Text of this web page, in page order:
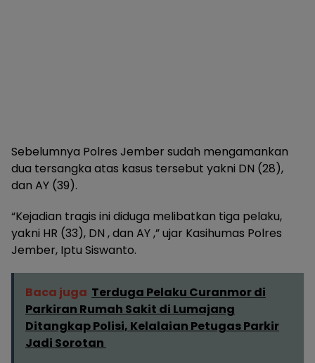
Sebelumnya Polres Jember sudah mengamankan
dua tersangka atas kasus tersebut yakni DN (28),
dan AY (39).
“Kejadian tragis ini diduga melibatkan tiga pelaku,
yakni HR (33), DN , dan AY ,” ujar Kasihumas Polres
Jember, Iptu Siswanto.
Baca juga Terduga Pelaku Curanmor di
Parkiran Rumah Sakit di Lumajang
Ditangkap Polisi, Kelalaian Petugas Parkir
Jadi Sorotan